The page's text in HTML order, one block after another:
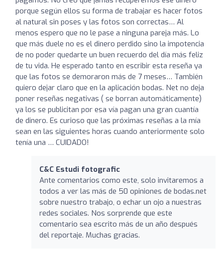
porque según ellos su forma de trabajar es hacer fotos
al natural sin poses y las fotos son correctas… Al
menos espero que no le pase a ninguna pareja más. Lo
que más duele no es el dinero perdido sino la impotencia
de no poder quedarte un buen recuerdo del día más feliz
de tu vida. He esperado tanto en escribir esta reseña ya
que las fotos se demoraron más de 7 meses… También
quiero dejar claro que en la aplicación bodas. Net no deja
poner reseñas negativas ( se borran automáticamente)
ya los se publicitan por esa vía pagan una gran cuantía
de dinero. Es curioso que las próximas reseñas a la mía
sean en las siguientes horas cuando anteriormente solo
tenía una … CUIDADO!
C&C Estudi fotografic
Ante comentarios como este, solo invitaremos a
todos a ver las más de 50 opiniones de bodas.net
sobre nuestro trabajo, o echar un ojo a nuestras
redes sociales. Nos sorprende que este
comentario sea escrito más de un año después
del reportaje. Muchas gracias.